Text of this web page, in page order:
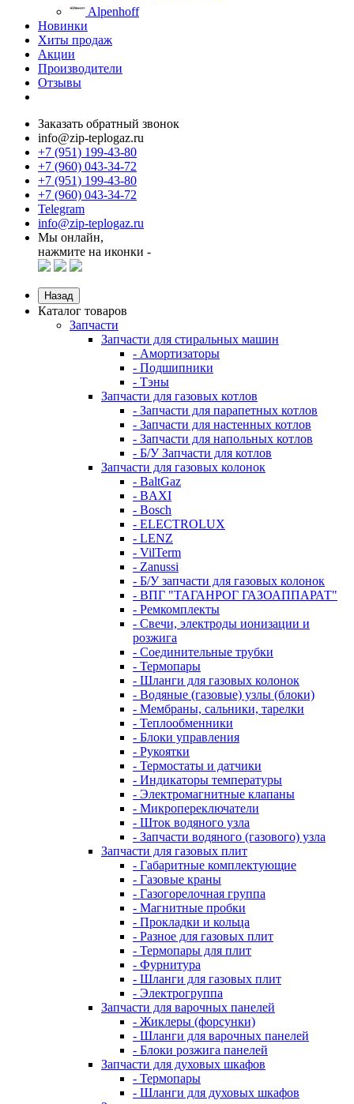
Alpenhoff
Новинки
Хиты продаж
Акции
Производители
Отзывы
Заказать обратный звонок
info@zip-teplogaz.ru
+7 (951) 199-43-80
+7 (960) 043-34-72
+7 (951) 199-43-80
+7 (960) 043-34-72
Telegram
info@zip-teplogaz.ru
Мы онлайн,
нажмите на иконки -
Назад
Каталог товаров
Запчасти
Запчасти для стиральных машин
- Амортизаторы
- Подшипники
- Тэны
Запчасти для газовых котлов
- Запчасти для парапетных котлов
- Запчасти для настенных котлов
- Запчасти для напольных котлов
- Б/У Запчасти для котлов
Запчасти для газовых колонок
- BaltGaz
- BAXI
- Bosch
- ELECTROLUX
- LENZ
- VilTerm
- Zanussi
- Б/У запчасти для газовых колонок
- ВПГ "ТАГАНРОГ ГАЗОАППАРАТ"
- Ремкомплекты
- Свечи, электроды ионизации и
розжига
- Соединительные трубки
- Термопары
- Шланги для газовых колонок
- Водяные (газовые) узлы (блоки)
- Мембраны, сальники, тарелки
- Теплообменники
- Блоки управления
- Рукоятки
- Термостаты и датчики
- Индикаторы температуры
- Электромагнитные клапаны
- Микропереключатели
- Шток водяного узла
- Запчасти водяного (газового) узла
Запчасти для газовых плит
- Габаритные комплектующие
- Газовые краны
- Газогорелочная группа
- Магнитные пробки
- Прокладки и кольца
- Разное для газовых плит
- Термопары для плит
- Фурнитура
- Шланги для газовых плит
- Электрогруппа
Запчасти для варочных панелей
- Жиклеры (форсунки)
- Шланги для варочных панелей
- Блоки розжига панелей
Запчасти для духовых шкафов
- Термопары
- Шланги для духовых шкафов